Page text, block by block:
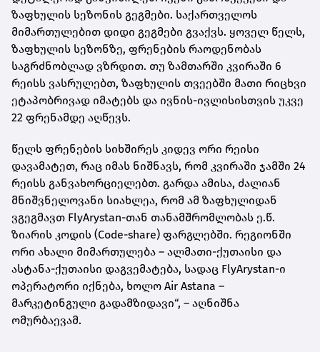
ზაფხულის სეზონის გეგმები. საქართველოს
მიმართულებით დიდი გეგმები გვაქვს. ყოველ წელს,
ზაფხულის სეზონზე, ფრენების რაოდენობას
საგრძნობლად ვზრდით. თუ ზამთარში კვირაში 6
რეისს ვასრულებთ, ზაფხულის თვეებში მათი რიცხვი
ეტაპობრივად იმატებს და ივნის-ივლისისთვის უკვე
22 ფრენამდე აღწევს.
წელს ფრენების სიხშირეს კიდევ ორი რეისი
დავამატეთ, რაც იმას ნიშნავს, რომ კვირაში ჯამში 24
რეისს განვახორციელებთ. გარდა ამისა, ძალიან
მნიშვნელოვანი სიახლეა, რომ ამ ზაფხულიდან
ვგეგმავთ FlyArystan-თან თანამშრომლობას ე.წ.
ზიარის კოდის (Code-share) ფარგლებში. რეგიონში
ორი ახალი მიმართულება – ალმათი-ქუთაისი და
ასტანა-ქუთაისი დაგვემატება, სადაც FlyArystan-ი
ოპერატორი იქნება, ხოლო Air Astana –
მარკეტინგული გადამზიდავი“, – აღნიშნა
ომურბაევამ.